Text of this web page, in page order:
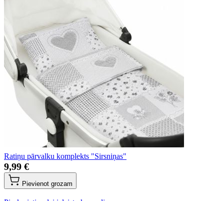
Ratiņu pārvalku komplekts "Sirsniņas"
9,99 €
Pievienot grozam